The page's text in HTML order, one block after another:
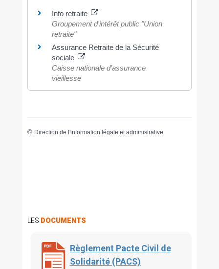
Info retraite
Groupement d'intérêt public "Union
retraite"
Assurance Retraite de la Sécurité
sociale
Caisse nationale d'assurance
vieillesse
© Direction de l'information légale et administrative
LES DOCUMENTS
Règlement Pacte Civil de
Solidarité (PACS)